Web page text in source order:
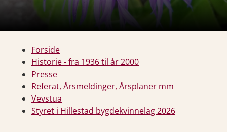
Forside
Historie - fra 1936 til år 2000
Presse
Referat, Årsmeldinger, Årsplaner mm
Vevstua
Styret i Hillestad bygdekvinnelag 2026